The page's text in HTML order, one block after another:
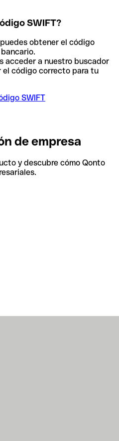
SWIFT?
obtener el código
acceder a nuestro buscador
el código correcto para tu
SWIFT
de empresa
y descubre cómo Qonto